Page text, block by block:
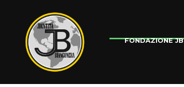
FONDAZIONE JB